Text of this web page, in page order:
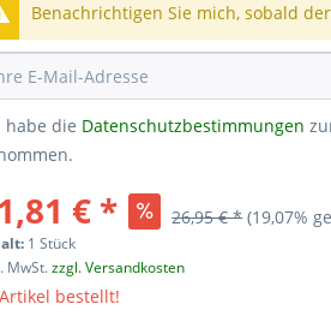
Benachrichtigen Sie mich, sobald
habe die Datenschutzbestimmungen
€ * 26,95 € * (19,07%
1 Stück
MwSt.zzgl. Versandkosten
Artikel bestellt!